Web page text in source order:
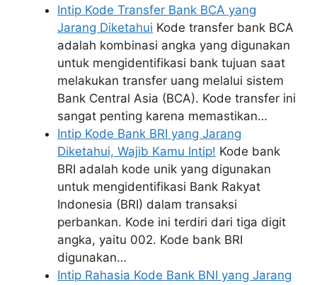
Intip Kode Transfer Bank BCA yang
Jarang Diketahui Kode transfer bank BCA
adalah kombinasi angka yang digunakan
untuk mengidentifikasi bank tujuan saat
melakukan transfer uang melalui sistem
Bank Central Asia (BCA). Kode transfer ini
sangat penting karena memastikan…
Intip Kode Bank BRI yang Jarang
Diketahui, Wajib Kamu Intip! Kode bank
BRI adalah kode unik yang digunakan
untuk mengidentifikasi Bank Rakyat
Indonesia (BRI) dalam transaksi
perbankan. Kode ini terdiri dari tiga digit
angka, yaitu 002. Kode bank BRI
digunakan…
Intip Rahasia Kode Bank BNI yang Jarang